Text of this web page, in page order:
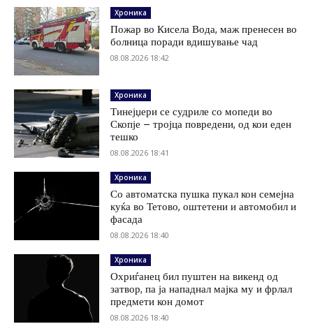
Хроника
Пожар во Кисела Вода, маж пренесен во
болница поради вдишување чад
08.08.2026 18:42
Хроника
Тинејџери се судриле со мопеди во
Скопје – тројца повредени, од кои еден
тешко
08.08.2026 18:41
Хроника
Со автоматска пушка пукал кон семејна
куќа во Тетово, оштетени и автомобил и
фасада
08.08.2026 18:40
Хроника
Охриѓанец бил пуштен на викенд од
затвор, па ја нападнал мајка му и фрлал
предмети кон домот
08.08.2026 18:40